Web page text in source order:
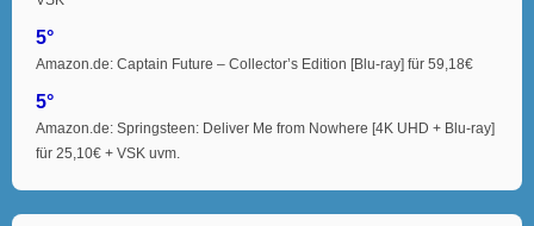
5°
Amazon.de: Captain Future – Collector’s Edition [Blu-ray] für 59,18€
5°
Amazon.de: Springsteen: Deliver Me from Nowhere [4K UHD + Blu-ray]
für 25,10€ + VSK uvm.